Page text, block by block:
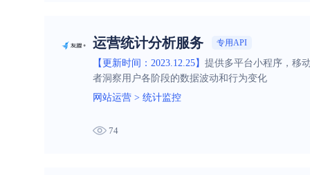
运营统计分析服务 专用API
【更新时间：2023.12.25】 提供多平台小程序，移
者洞察用户各阶段的数据波动和行为变化
网站运营 > 统计监控
74